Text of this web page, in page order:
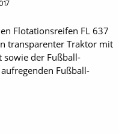
Flotationsreifen FL 637
transparenter Traktor mit
sowie der Fußball-
Fußball-